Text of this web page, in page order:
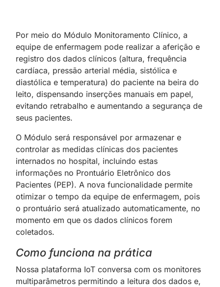
Por meio do Módulo Monitoramento Clínico, a
equipe de enfermagem pode realizar a aferição e
registro dos dados clínicos (altura, frequência
cardíaca, pressão arterial média, sistólica e
diastólica e temperatura) do paciente na beira do
leito, dispensando inserções manuais em papel,
evitando retrabalho e aumentando a segurança de
seus pacientes.
O Módulo será responsável por armazenar e
controlar as medidas clínicas dos pacientes
internados no hospital, incluindo estas
informações no Prontuário Eletrônico dos
Pacientes (PEP). A nova funcionalidade permite
otimizar o tempo da equipe de enfermagem, pois
o prontuário será atualizado automaticamente, no
momento em que os dados clínicos forem
coletados.
Como funciona na prática
Nossa plataforma IoT conversa com os monitores
multiparâmetros permitindo a leitura dos dados e,